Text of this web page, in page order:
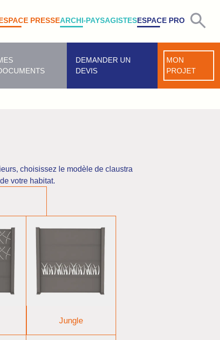
PRESSEARCHI-PAYSAGISTESESPACE PRO
DEMANDER UN
DEVIS
MON
PROJET
choisissez le modèle de claustra
votre habitat.
Jungle